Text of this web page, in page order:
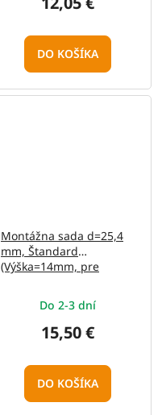
DO KOŠÍKA
Montážna sada d=25,4
mm, Štandard
(Výška=14mm, pre
Do 2-3 dní
15,50 €
DO KOŠÍKA